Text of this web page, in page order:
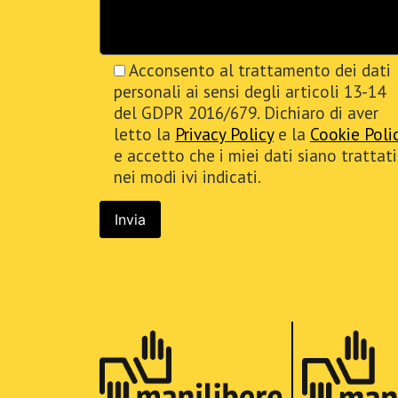
Acconsento al trattamento dei dati
personali ai sensi degli articoli 13-14
del GDPR 2016/679. Dichiaro di aver
letto la Privacy Policye la Cookie
e accetto che i miei dati siano trattati
nei modi ivi indicati.